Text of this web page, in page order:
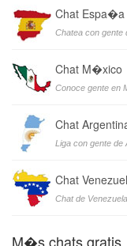
Chat Espa�a
Chatea con gente
Chat M�xico
Conoce gente en
Chat
Liga con gente de
Chat
Chat de
M�s chats gratis